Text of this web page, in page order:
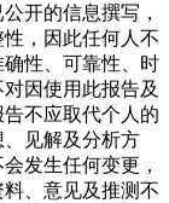
开的信息撰写，
，因此任何人不
性、可靠性、时
因使用此报告及
不应取代个人的
见解及分析方
发生任何变更，
、意见及推测不